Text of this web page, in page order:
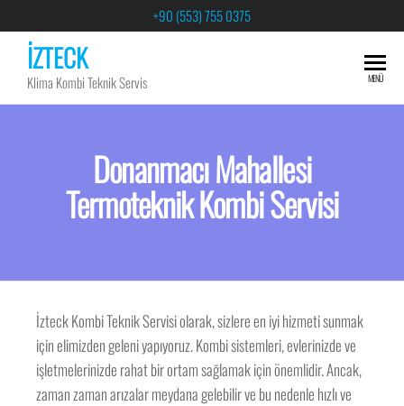
+90 (553) 755 0375
İZTECK
Klima Kombi Teknik Servis MENÜ
Donanmacı Mahallesi
Termoteknik Kombi Servisi
İzteck Kombi Teknik Servisi olarak, sizlere en iyi hizmeti sunmak
için elimizden geleni yapıyoruz. Kombi sistemleri, evlerinizde ve
işletmelerinizde rahat bir ortam sağlamak için önemlidir. Ancak,
zaman zaman arızalar meydana gelebilir ve bu nedenle hızlı ve